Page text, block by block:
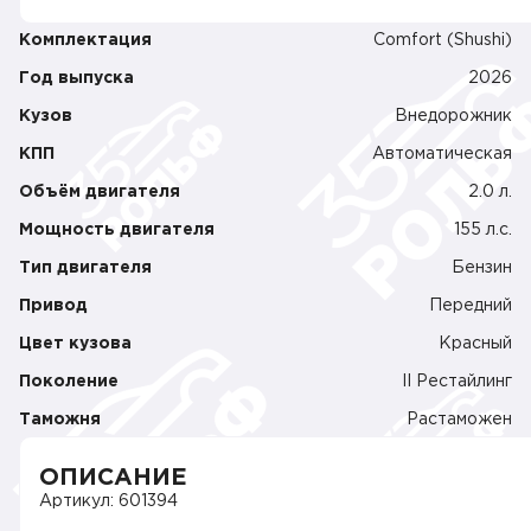
Комплектация Comfort (Shushi)
Год выпуска 2026
Кузов Внедорожник
КПП Автоматическая
Объём двигателя 2.0 л.
Мощность двигателя 155 л.c.
Тип двигателя Бензин
Привод Передний
Цвет кузова Красный
Поколение II Рестайлинг
Таможня Растаможен
ОПИСАНИЕ
Артикул: 601394